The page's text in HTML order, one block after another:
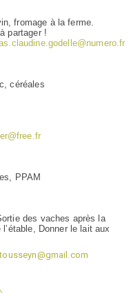
fromage à la ferme.
partager !
céréales
PPAM
des vaches après la
Donner le lait aux